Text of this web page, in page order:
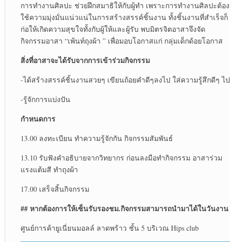
การทำงานศิลปะ ช่วยฝึกสมาธิให้กับผู้ทำ เพราะการทำงานศิลปะต้อง
ใช้ความมุ่งมั่นแน่วแน่ในการสร้างสรรค์ชิ้นงาน ทั้งชิ้นงานที่สำเร็จก็
ก่อให้เกิดความสุขใจทั้งกับผู้ให้และผู้รับ พบมิตรจิตอาสาจึงจัด
กิจกรรมอาสา “เพ้นท์ถุงผ้า ” เพื่อมอบโอกาสแก่ กลุ่มเด็กด้อยโอกาส
สิ่งที่อาสาจะได้รับจากการเข้าร่วมกิจกรรม
-ได้สร้างสรรค์ชิ้นงานสวยๆ เขียนถ้อยคำดีๆลงไป ใส่ความรู้สึกดีๆ ไป
-รู้จักการแบ่งปัน
กำหนดการ
13.00 ลงทะเบียน ทำความรู้จักกัน กิจกรรมสัมพันธ์
13.10 รับฟังคำอธิบายจากวิทยากร ก่อนลงมือทำกิจกรรม อาสาร่วม
แรงแต้มสี ทำถุงผ้า
17.00 เสร็จสิ้นกิจกรรม
##หากต้องการให้เซ็นรับรองชม.กิจกรรมสามารถนำมาได้ในวันงาน
ศูนย์การค้ายูเนี่ยนมอลล์ ลาดพร้าว ชั้น 5 บริเวณ Hips club